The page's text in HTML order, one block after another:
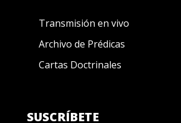
Transmisión en vivo
Archivo de Prédicas
Cartas Doctrinales
SUSCRÍBETE